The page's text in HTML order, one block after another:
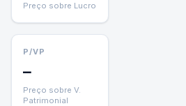
Preço sobre Lucro
P/VP
—
Preço sobre V.
Patrimonial